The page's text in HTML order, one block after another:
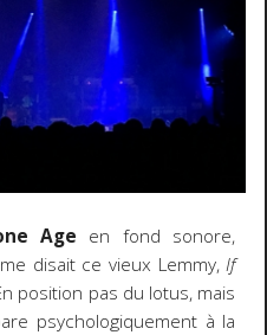
Age en fond sonore,
disait ce vieux Lemmy,If
position pas du lotus, mais
psychologiquement à la